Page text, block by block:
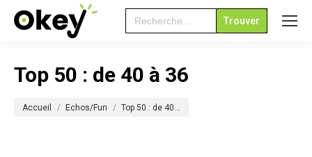
Search
for:
Top 50 : de 40 à 36
Accueil Echos/Fun Top 50 : de 40…